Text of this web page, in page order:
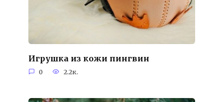
Игрушка из кожи пингвин
0 2.2к.